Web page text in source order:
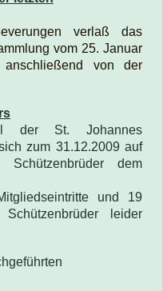
verlaß das
vom 25. Januar
von der
der St. Johannes
zum 31.12.2009 auf
dem
und 19
leider